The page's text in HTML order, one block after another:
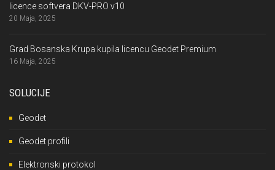
licence softvera DKV-PRO v10
20 Maja, 2025
Grad Bosanska Krupa kupila licencu Geodet Premium
16 Maja, 2025
SOLUCIJE
Geodet
Geodet profili
Elektronski protokol